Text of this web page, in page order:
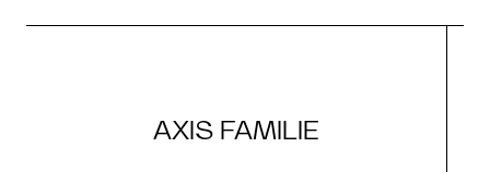
AXIS FAMILIE